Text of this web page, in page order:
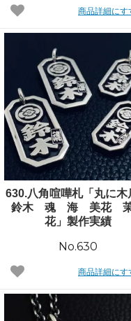
商品詳細にす
630.八角喧嘩札「丸に
鈴木 魂 海 美花
花」製作実績
No.630
商品詳細にす